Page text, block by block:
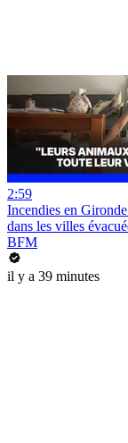
2:59
Incendies en
dans les villes
BFM
il y a 39 minutes